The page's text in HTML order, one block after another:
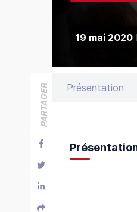
PARTAGER
19 mai 2020
Présentation